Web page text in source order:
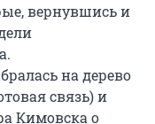
вернувшись и
на дерево
связь) и
Кимовска о